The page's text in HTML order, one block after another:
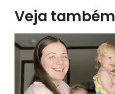
Veja também